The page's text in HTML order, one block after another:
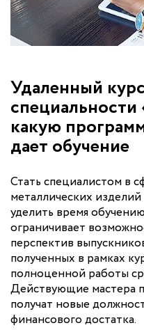
Удаленный
какую
дает обучение
Стать специалистом в
металлических
уделить время
ограничивает
перспектив
полученных в рамках
полноценной работы
Действующие мастера
получат новые
финансового достатка.